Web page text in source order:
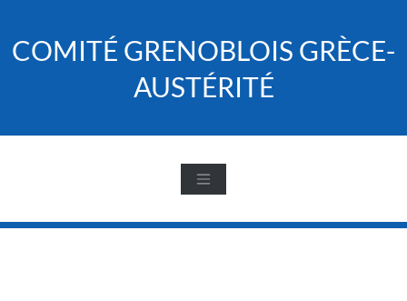
content
COMITÉ GRENOBLOIS GRÈCE-
AUSTÉRITÉ